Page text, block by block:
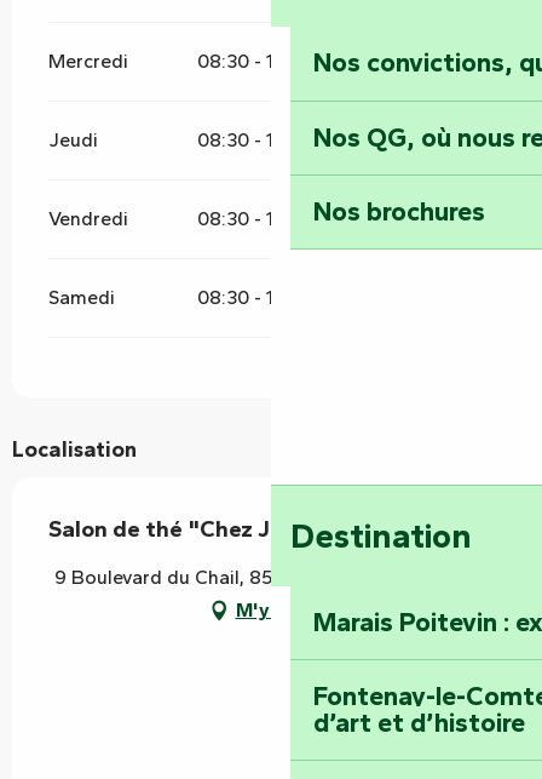
Nos convictions,
Nos QG, où nous
Nos brochures
Destination
Marais Poitevin :
Fontenay-le-
d’art et d’histoire
Mercredi 08:30 - 19:00
Jeudi 08:30 - 19:00
Vendredi 08:30 - 19:00
Samedi 08:30 - 18:00
Localisation
Salon de thé "Chez Julie"
9 Boulevard du Chail, 85200 Fontenay-le-Comte
M'y rendre